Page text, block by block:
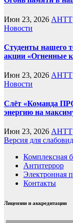
Июн 23, 2026 AHTT
Новости
Студенты нашего
акции «Огненные
Июн 23, 2026 AHTT
Новости
Слёт «Команда
энергию на
Июн 23, 2026 AHTT
Версия для
Комплексная
Антитеррор
Электронная
Контакты
Лицензии и аккредитации